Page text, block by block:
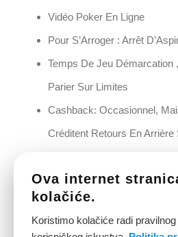
Vidéo Poker En Ligne
Pour S’Arroger : Arrêt
Temps De Jeu Démarcation
Parier Sur Limites
Cashback: Occasionnel,
Créditent Retours En
Jeux promotions peuvent être
Ova internet
kolačiće.
Koristimo kolačiće radi